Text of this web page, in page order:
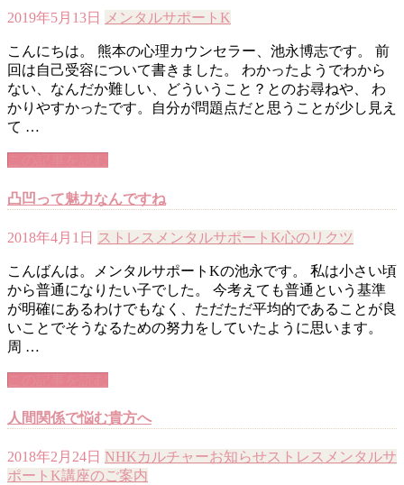
2019年5月13日 メンタルサポートK
こんにちは。 熊本の心理カウンセラー、池永博志です。 前
回は自己受容について書きました。 わかったようでわから
ない、なんだか難しい、どういうこと？とのお尋ねや、 わ
かりやすかったです。自分が問題点だと思うことが少し見え
て …
凸凹って魅力なんですね
2018年4月1日 ストレス メンタルサポートK心のリクツ
こんばんは。メンタルサポートKの池永です。 私は小さい頃
から普通になりたい子でした。 今考えても普通という基準
が明確にあるわけでもなく、ただただ平均的であることが良
いことでそうなるための努力をしていたように思います。
周 …
人間関係で悩む貴方へ
2018年2月24日 NHKカルチャーお知らせストレス メンタルサ
ポートK講座のご案内